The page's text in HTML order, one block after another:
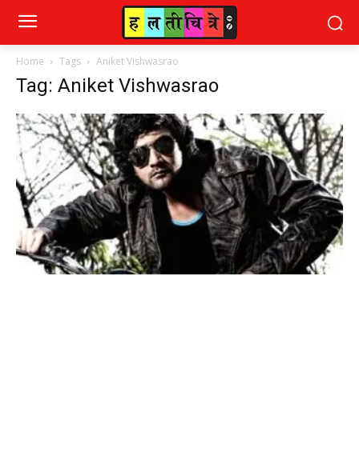
Home Tags Aniket Vishwasrao
Tag: Aniket Vishwasrao